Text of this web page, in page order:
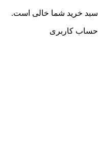
سبد خرید شما خالی است.
حساب کاربری